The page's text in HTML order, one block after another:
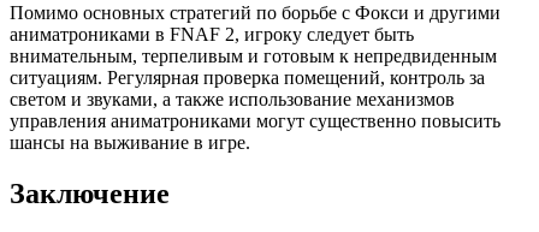
Помимо основных стратегий по борьбе с Фокси и другими
аниматрониками в FNAF 2, игроку следует быть
внимательным, терпеливым и готовым к непредвиденным
ситуациям. Регулярная проверка помещений, контроль за
светом и звуками, а также использование механизмов
управления аниматрониками могут существенно повысить
шансы на выживание в игре.
Заключение